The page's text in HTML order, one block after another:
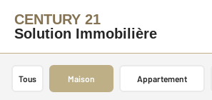
CENTURY 21
Solution Immobilière
Tous Maison Appartement